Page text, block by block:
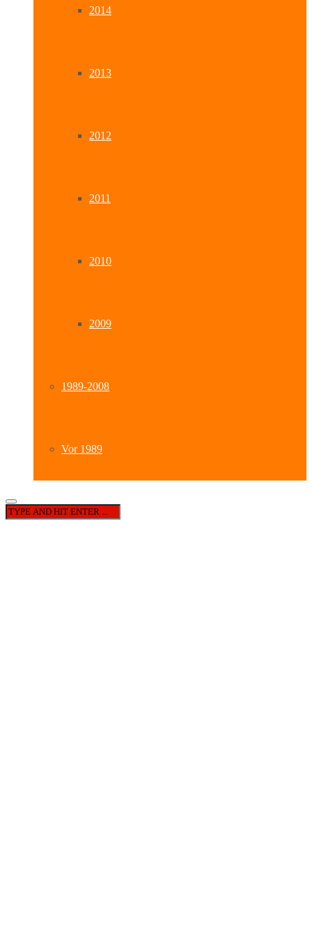
2014
2013
2012
2011
2010
2009
1989-2008
Vor 1989